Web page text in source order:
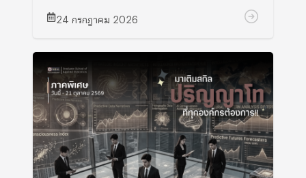
24 กรกฎาคม 2026